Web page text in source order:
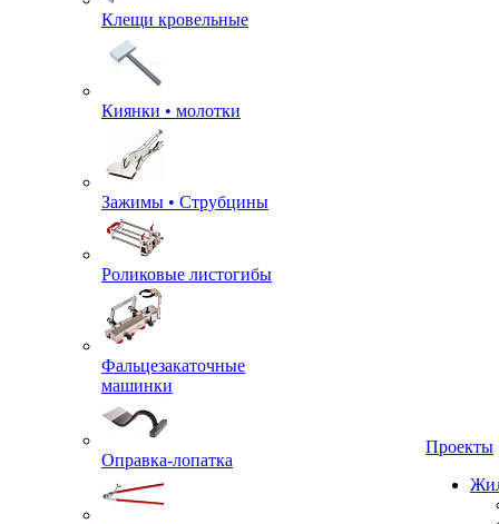
Клещи кровельные
Киянки • молотки
Зажимы • Струбцины
Роликовые листогибы
Фальцезакаточные
машинки
Оправка-лопатка